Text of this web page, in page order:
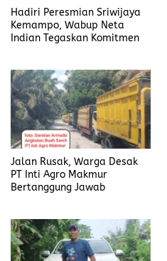
Hadiri Peresmian Sriwijaya
Kemampo, Wabup Neta
Indian Tegaskan Komitmen
Jalan Rusak, Warga Desak
PT Inti Agro Makmur
Bertanggung Jawab